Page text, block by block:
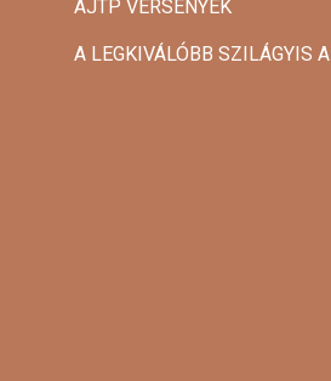
AJTP VERSENYEK
A LEGKIVÁLÓBB SZILÁGYIS